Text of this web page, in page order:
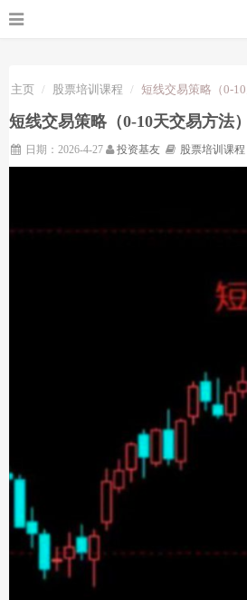
主页 股票培训课程 短线交易策略（0-10
短线交易策略（0-10天交易方法）
日期：2026-4-27 投资基友 股票培训课程